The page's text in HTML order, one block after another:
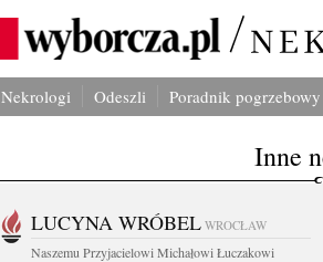
Nekrologi Odeszli Poradnik pogrzebowy
Inne
LUCYNA WRÓBEL WROCŁAW
Naszemu Przyjacielowi Michałowi Łuczakowi